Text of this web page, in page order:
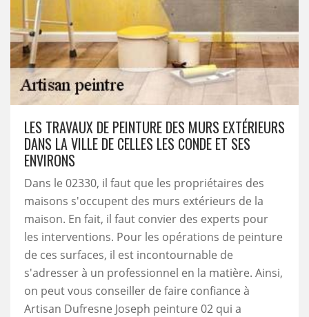
LES TRAVAUX DE PEINTURE DES MURS EXTÉRIEURS
DANS LA VILLE DE CELLES LES CONDE ET SES
ENVIRONS
Dans le 02330, il faut que les propriétaires des
maisons s'occupent des murs extérieurs de la
maison. En fait, il faut convier des experts pour
les interventions. Pour les opérations de peinture
de ces surfaces, il est incontournable de
s'adresser à un professionnel en la matière. Ainsi,
on peut vous conseiller de faire confiance à
Artisan Dufresne Joseph peinture 02 qui a